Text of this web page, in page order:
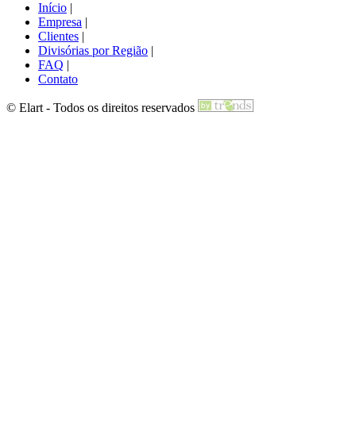
Início |
Empresa |
Clientes |
Divisórias por Região |
FAQ |
Contato
© Elart - Todos os direitos reservados